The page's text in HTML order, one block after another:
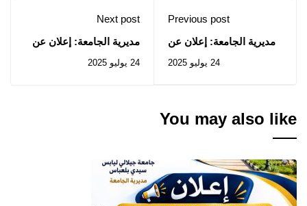
Previous post
مديرية الجامعة: إعلان عن
2025/43
24 يوليو 2025
Next post
مديرية الجامعة: إعلان عن
2025/51
24 يوليو 2025
You may also like